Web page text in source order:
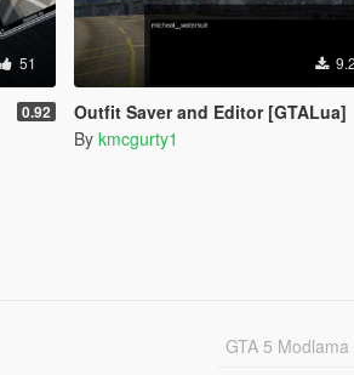
51
0.92 Outfit Saver and Editor [GTALua]
By kmcgurty1
GTA 5 Modlama